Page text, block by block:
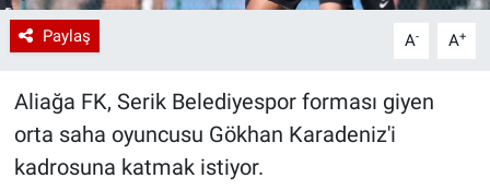
Paylaş A- A+
Aliağa FK, Serik Belediyespor forması giyen
orta saha oyuncusu Gökhan Karadeniz'i
kadrosuna katmak istiyor.